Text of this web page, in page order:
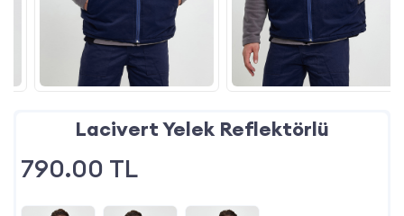
Lacivert Yelek Reflektörlü
790.00 TL